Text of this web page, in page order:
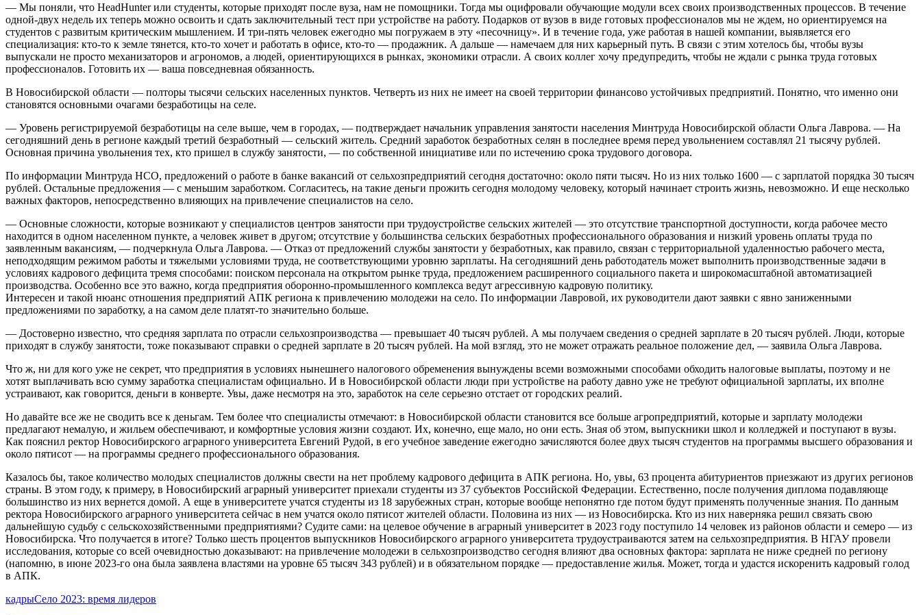
— Мы поняли, что HeadHunter или студенты, которые приходят после вуза, нам не помощники. Тогда мы оцифровали обучающие модули всех своих производственных процессов. В течение
одной-двух недель их теперь можно освоить и сдать заключительный тест при устройстве на работу. Подарков от вузов в виде готовых профессионалов мы не ждем, но ориентируемся на
студентов с развитым критическим мышлением. И три-пять человек ежегодно мы погружаем в эту «песочницу». И в течение года, уже работая в нашей компании, выявляется его
специализация: кто-то к земле тянется, кто-то хочет и работать в офисе, кто-то — продажник. А дальше — намечаем для них карьерный путь. В связи с этим хотелось бы, чтобы вузы
выпускали не просто механизаторов и агрономов, а людей, ориентирующихся в рынках, экономики отрасли. А своих коллег хочу предупредить, чтобы не ждали с рынка труда готовых
профессионалов. Готовить их — ваша повседневная обязанность.
В Новосибирской области — полторы тысячи сельских населенных пунктов. Четверть из них не имеет на своей территории финансово устойчивых предприятий. Понятно, что именно они
становятся основными очагами безработицы на селе.
— Уровень регистрируемой безработицы на селе выше, чем в городах, — подтверждает начальник управления занятости населения Минтруда Новосибирской области Ольга Лаврова. — На
сегодняшний день в регионе каждый третий безработный — сельский житель. Средний заработок безработных селян в последнее время перед увольнением составлял 21 тысячу рублей.
Основная причина увольнения тех, кто пришел в службу занятости, — по собственной инициативе или по истечению срока трудового договора.
По информации Минтруда НСО, предложений о работе в банке вакансий от сельхозпредприятий сегодня достаточно: около пяти тысяч. Но из них только 1600 — с зарплатой порядка 30 тысяч
рублей. Остальные предложения — с меньшим заработком. Согласитесь, на такие деньги прожить сегодня молодому человеку, который начинает строить жизнь, невозможно. И еще несколько
важных факторов, непосредственно влияющих на привлечение специалистов на село.
— Основные сложности, которые возникают у специалистов центров занятости при трудоустройстве сельских жителей — это отсутствие транспортной доступности, когда рабочее место
находится в одном населенном пункте, а человек живет в другом; отсутствие у большинства сельских безработных профессионального образования и низкий уровень оплаты труда по
заявленным вакансиям, — подчеркнула Ольга Лаврова. — Отказ от предложений службы занятости у безработных, как правило, связан с территориальной удаленностью рабочего места,
неподходящим режимом работы и тяжелыми условиями труда, не соответствующими уровню зарплаты. На сегодняшний день работодатель может выполнить производственные задачи в
условиях кадрового дефицита тремя способами: поиском персонала на открытом рынке труда, предложением расширенного социального пакета и широкомасштабной автоматизацией
производства. Особенно все это важно, когда предприятия оборонно-промышленного комплекса ведут агрессивную кадровую политику.
Интересен и такой нюанс отношения предприятий АПК региона к привлечению молодежи на село. По информации Лавровой, их руководители дают заявки с явно заниженными
предложениями по заработку, а на самом деле платят-то значительно больше.
— Достоверно известно, что средняя зарплата по отрасли сельхозпроизводства — превышает 40 тысяч рублей. А мы получаем сведения о средней зарплате в 20 тысяч рублей. Люди, которые
приходят в службу занятости, тоже показывают справки о средней зарплате в 20 тысяч рублей. На мой взгляд, это не может отражать реальное положение дел, — заявила Ольга Лаврова.
Что ж, ни для кого уже не секрет, что предприятия в условиях нынешнего налогового обременения вынуждены всеми возможными способами обходить налоговые выплаты, поэтому и не
хотят выплачивать всю сумму заработка специалистам официально. И в Новосибирской области люди при устройстве на работу давно уже не требуют официальной зарплаты, их вполне
устраивают, как говорится, деньги в конверте. Увы, даже несмотря на это, заработок на селе серьезно отстает от городских реалий.
Но давайте все же не сводить все к деньгам. Тем более что специалисты отмечают: в Новосибирской области становится все больше агропредприятий, которые и зарплату молодежи
предлагают немалую, и жильем обеспечивают, и комфортные условия жизни создают. Их, конечно, еще мало, но они есть. Зная об этом, выпускники школ и колледжей и поступают в вузы.
Как пояснил ректор Новосибирского аграрного университета Евгений Рудой, в его учебное заведение ежегодно зачисляются более двух тысяч студентов на программы высшего образования и
около пятисот — на программы среднего профессионального образования.
Казалось бы, такое количество молодых специалистов должны свести на нет проблему кадрового дефицита в АПК региона. Но, увы, 63 процента абитуриентов приезжают из других регионов
страны. В этом году, к примеру, в Новосибирский аграрный университет приехали студенты из 37 субъектов Российской Федерации. Естественно, после получения диплома подавляюще
большинство из них вернется домой. А еще в университете учатся студенты из 18 зарубежных стран, которые вообще непонятно где потом будут применять полученные знания. По данным
ректора Новосибирского аграрного университета сейчас в нем учатся около пятисот жителей области. Половина из них — из Новосибирска. Кто из них наверняка решил связать свою
дальнейшую судьбу с сельскохозяйственными предприятиями? Судите сами: на целевое обучение в аграрный университет в 2023 году поступило 14 человек из районов области и семеро — из
Новосибирска. Что получается в итоге? Только шесть процентов выпускников Новосибирского аграрного университета трудоустраиваются затем на сельхозпредприятия. В НГАУ провели
исследования, которые со всей очевидностью доказывают: на привлечение молодежи в сельхозпроизводство сегодня влияют два основных фактора: зарплата не ниже средней по региону
(напомню, в июне 2023-го она была заявлена властями на уровне 65 тысяч 343 рублей) и в обязательном порядке — предоставление жилья. Может, тогда и удастся искоренить кадровый голод
в АПК.
кадрыСело 2023: время лидеров